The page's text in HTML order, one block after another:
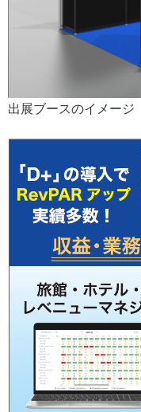
出展ブースのイメージ